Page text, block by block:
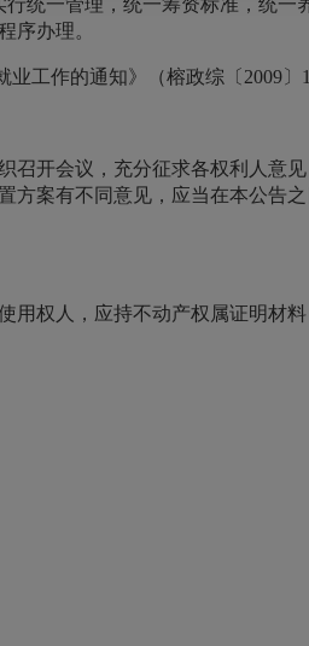
统一管理，统一筹资标准，统
序办理。
工作的通知》（榕政综〔2009〕
开会议，充分征求各权利人意
案有不同意见，应当在本公告
权人，应持不动产权属证明材